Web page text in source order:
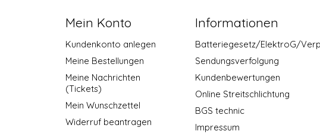
Mein Konto
Kundenkonto anlegen
Meine Bestellungen
Meine Nachrichten
(Tickets)
Mein Wunschzettel
Widerruf beantragen
Informationen
Batteriegesetz/ElektroG/
Sendungsverfolgung
Kundenbewertungen
Online Streitschlichtung
BGS technic
Impressum